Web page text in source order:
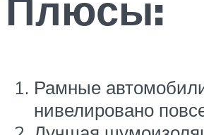
Рамные
нивелировано